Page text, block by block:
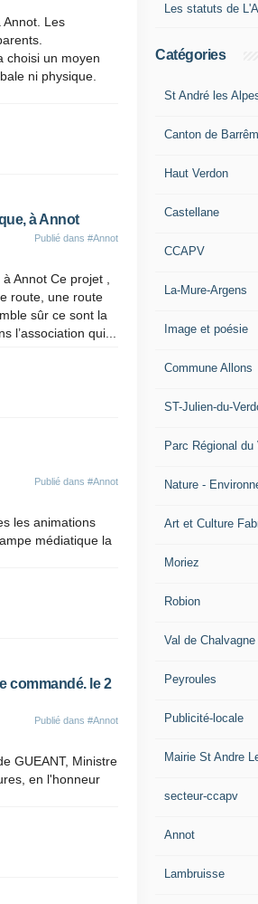
Annot. Les
choisi un moyen
ni physique.
à Annot
Publié dans #Annot
Annot Ce projet ,
route, une route
sûr ce sont la
l’association qui...
Publié dans #Annot
les animations
médiatique la
commandé. le 2
Publié dans #Annot
GUEANT, Ministre
en l'honneur
Les statuts de
Catégories
St André les
Canton de
Haut Verdon
Castellane
CCAPV
La-Mure-Argens
Image et poésie
Commune Allons
ST-Julien-du-
Parc Régional du
Nature -
Art et Culture
Moriez
Robion
Val de Chalvagne
Peyroules
Publicité-locale
Mairie St Andre
secteur-ccapv
Annot
Lambruisse